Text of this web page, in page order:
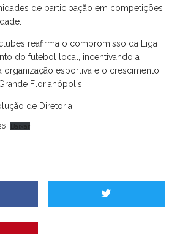
de participação em competições
reafirma o compromisso da Liga
do futebol local, incentivando a
organização esportiva e o crescimento
Florianópolis.
de Diretoria
Baixar